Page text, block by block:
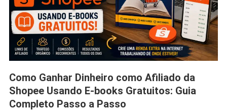
Como Ganhar Dinheiro como Afiliado da
Shopee Usando E-books Gratuitos: Guia
Completo Passo a Passo